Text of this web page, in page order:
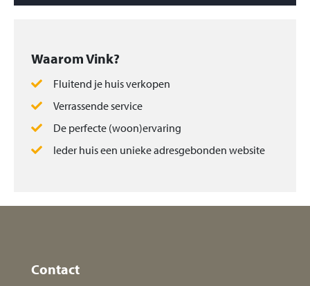
Waarom Vink?
Fluitend je huis verkopen
Verrassende service
De perfecte (woon)ervaring
Ieder huis een unieke adresgebonden website
Contact